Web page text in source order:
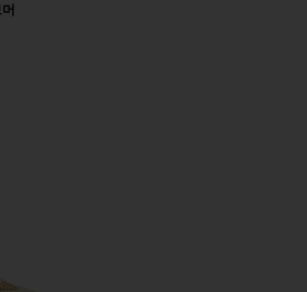
LIAM LOW TOP 스니커즈